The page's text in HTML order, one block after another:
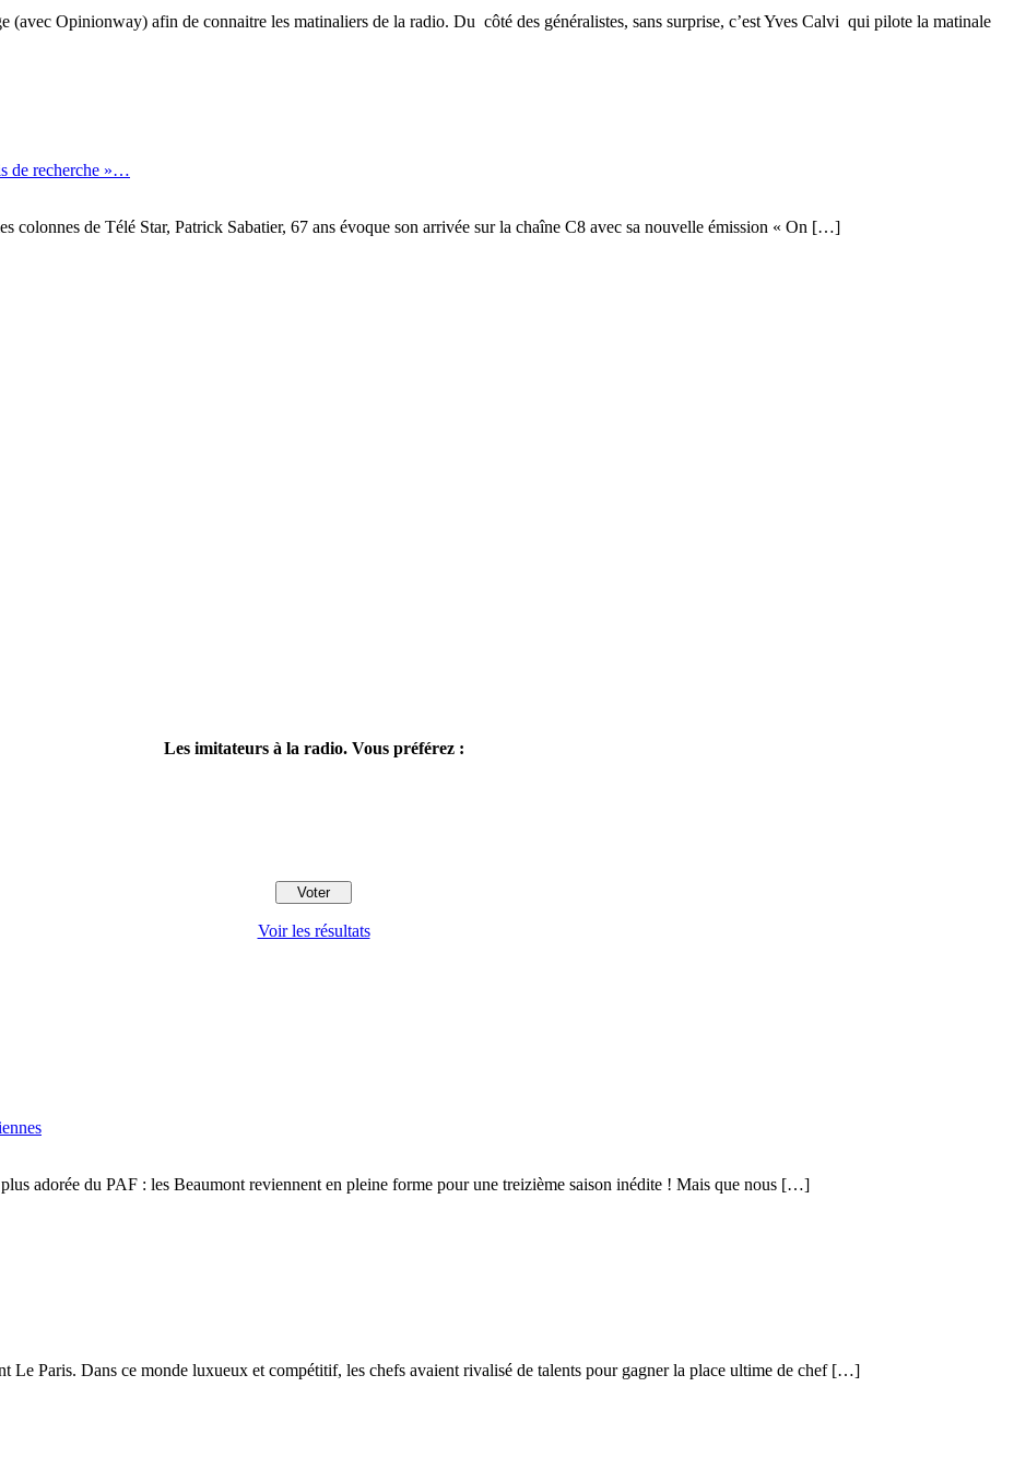
(avec Opinionway) afin de connaitre les matinaliers de la radio. Du côté des généralistes, sans surprise, c’est Yves Calvi qui pilote la matinale
de recherche »…
colonnes de Télé Star, Patrick Sabatier, 67 ans évoque son arrivée sur la chaîne C8 avec sa nouvelle émission « On […]
Les imitateurs à la radio. Vous préférez :
Voir les résultats
adorée du PAF : les Beaumont reviennent en pleine forme pour une treizième saison inédite ! Mais que nous […]
Le Paris. Dans ce monde luxueux et compétitif, les chefs avaient rivalisé de talents pour gagner la place ultime de chef […]